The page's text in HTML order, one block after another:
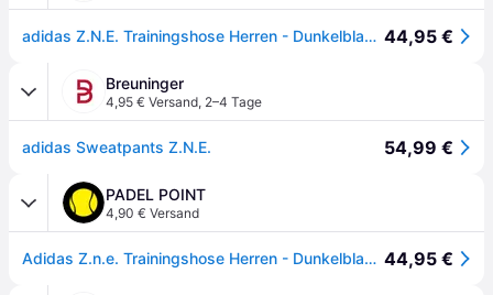
adidas Z.N.E. Trainingshose Herren - Dunkelblau, Weiß 44,95 €
Breuninger
4,95 € Versand, 2–4 Tage
adidas Sweatpants Z.N.E. 54,99 €
PADEL POINT
4,90 € Versand
Adidas Z.n.e. Trainingshose Herren - Dunkelblau, Weiß 44,95 €